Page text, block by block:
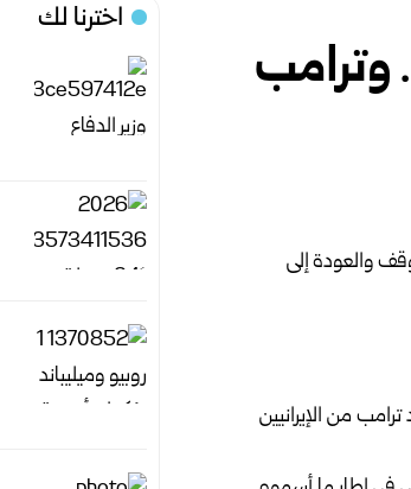
وترامب
من الإيرانيين
اخترنا لك